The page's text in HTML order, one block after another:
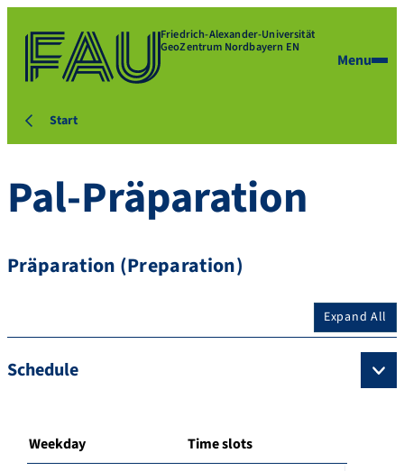
Friedrich-Alexander-Universität
GeoZentrum Nordbayern EN
Menu
Start
Pal-Präparation
Präparation (Preparation)
Expand All
Schedule
Weekday Time slots